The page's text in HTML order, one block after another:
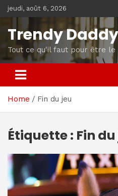
Skip
to
content
jeudi, août 6, 2026
Trendy Daddy
Tout ce qu'il faut pour être
Home Fin du jeu
Étiquette : Fin